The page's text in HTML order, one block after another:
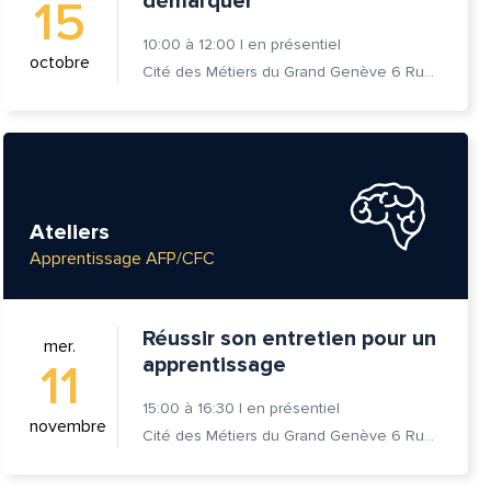
15
octobre
10:00 à 12:00 | en présentiel
Cité des Métiers du Grand Genève 6 Rue Prévost-Martin 1205 Genève
Ateliers
Apprentissage AFP/CFC
mer.
11
novembre
Réussir son entretien pour un
apprentissage
15:00 à 16:30 | en présentiel
Cité des Métiers du Grand Genève 6 Rue Prévost-Martin 1205 Genève